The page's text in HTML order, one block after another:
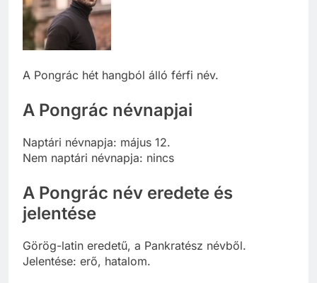
A Pongrác hét hangból álló férfi név.
A Pongrác névnapjai
Naptári névnapja: május 12.
Nem naptári névnapja: nincs
A Pongrác név eredete és
jelentése
Görög-latin eredetű, a Pankratész névből.
Jelentése: erő, hatalom.